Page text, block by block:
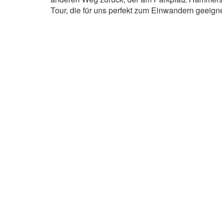
Tour, die für uns perfekt zum Einwandern